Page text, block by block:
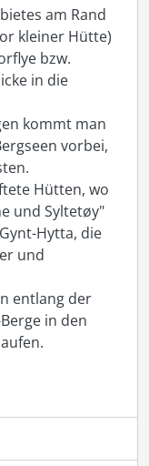
am Rand
kleiner Hütte)
bzw.
in die
kommt man
vorbei,
Hütten, wo
und Syltetøy"
Hytta, die
und
entlang der
in den